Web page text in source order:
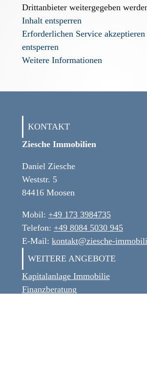
Drittanbieter weitergegeben
Inhalt entsperren
Erforderlichen Service
entsperren
Weitere Informationen
KONTAKT
Ziesche Immo­bilien
Daniel Ziesche
Weststr. 5
84416 Moosen
Mobil: +49 173 3984735
Telefon: +49 8084 5030 945
E-Mail: kontakt@ziesche-
WEITERE ANGEBOTE
Kapital­anlage Immo­bilie
Finanz­beratung